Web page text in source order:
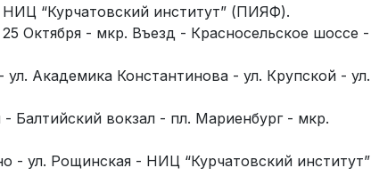
“Курчатовский институт” (ПИЯФ).
Октября - мкр. Въезд - Красносельское шоссе -
Академика Константинова - ул. Крупской - ул.
Балтийский вокзал - пл. Мариенбург - мкр.
- ул. Рощинская - НИЦ “Курчатовский институт”